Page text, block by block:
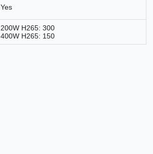
Yes
200W H265: 300
400W H265: 150